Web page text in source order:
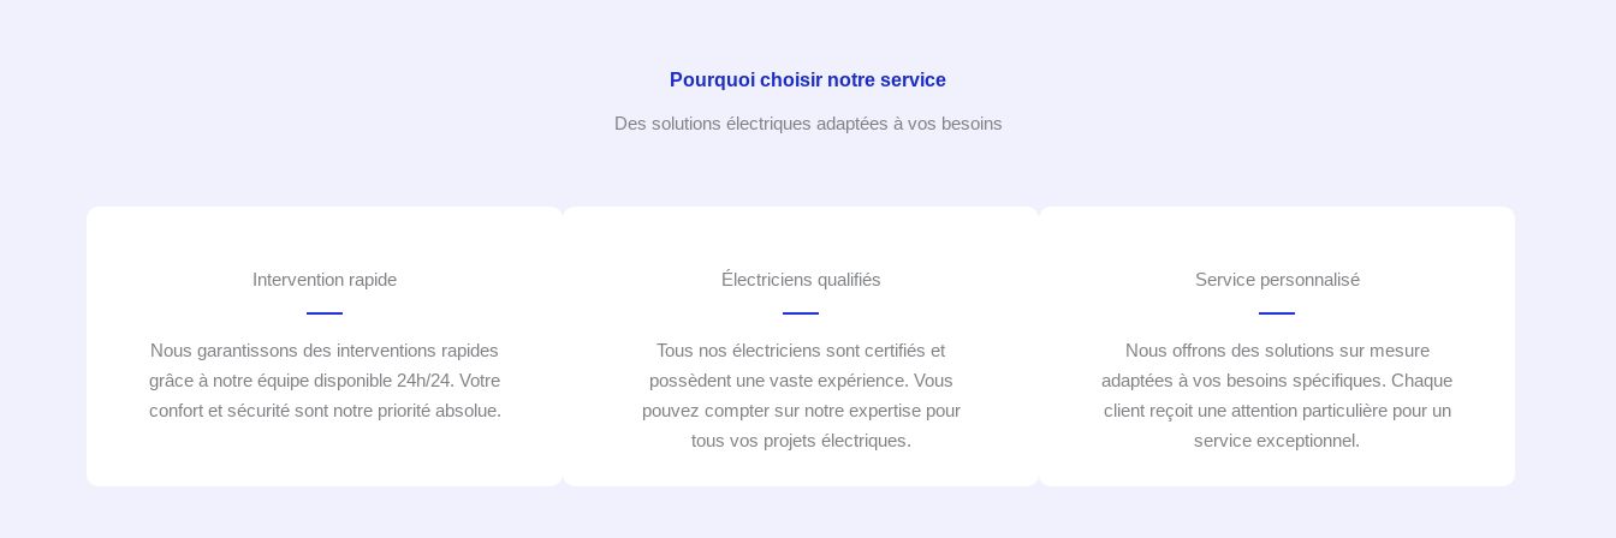
Pourquoi choisir notre service
Des solutions électriques adaptées à vos besoins
Intervention rapide
Nous garantissons des interventions rapides
grâce à notre équipe disponible 24h/24. Votre
confort et sécurité sont notre priorité absolue.
Électriciens qualifiés
Tous nos électriciens sont certifiés et
possèdent une vaste expérience. Vous
pouvez compter sur notre expertise pour
tous vos projets électriques.
Service personnalisé
Nous offrons des solutions sur mesure
adaptées à vos besoins spécifiques. Chaque
client reçoit une attention particulière pour un
service exceptionnel.